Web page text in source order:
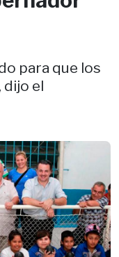
para que los
dijo el